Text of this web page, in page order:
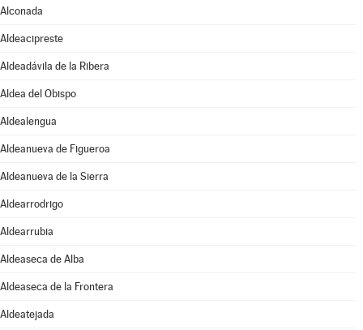
Alconada
Aldeacipreste
Aldeadávila de la Ribera
Aldea del Obispo
Aldealengua
Aldeanueva de Figueroa
Aldeanueva de la Sierra
Aldearrodrigo
Aldearrubia
Aldeaseca de Alba
Aldeaseca de la Frontera
Aldeatejada